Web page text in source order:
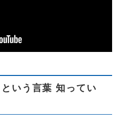
いう言葉 知ってい